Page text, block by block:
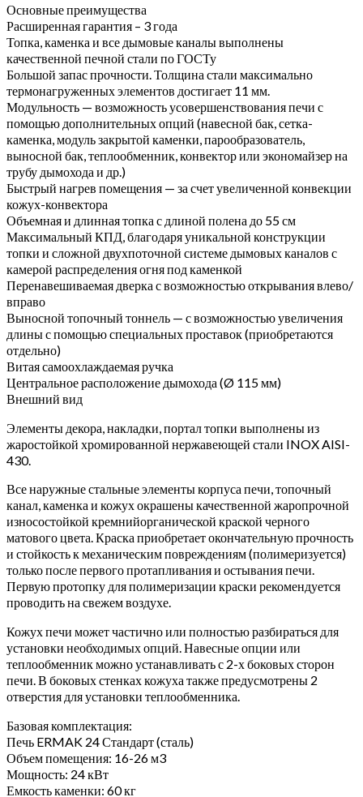
Основные преимущества
Расширенная гарантия – 3 года
Топка, каменка и все дымовые каналы выполнены
качественной печной стали по ГОСТу
Большой запас прочности. Толщина стали максимально
термонагруженных элементов достигает 11 мм.
Модульность — возможность усовершенствования печи с
помощью дополнительных опций (навесной бак, сетка-
каменка, модуль закрытой каменки, парообразователь,
выносной бак, теплообменник, конвектор или экономайзер на
трубу дымохода и др.)
Быстрый нагрев помещения — за счет увеличенной конвекции
кожух-конвектора
Объемная и длинная топка с длиной полена до 55 см
Максимальный КПД, благодаря уникальной конструкции
топки и сложной двухпоточной системе дымовых каналов с
камерой распределения огня под каменкой
Перенавешиваемая дверка с возможностью открывания влево/
вправо
Выносной топочный тоннель — с возможностью увеличения
длины с помощью специальных проставок (приобретаются
отдельно)
Витая самоохлаждаемая ручка
Центральное расположение дымохода (Ø 115 мм)
Внешний вид
Элементы декора, накладки, портал топки выполнены из
жаростойкой хромированной нержавеющей стали INOX AISI-
430.
Все наружные стальные элементы корпуса печи, топочный
канал, каменка и кожух окрашены качественной жаропрочной
износостойкой кремнийорганической краской черного
матового цвета. Краска приобретает окончательную прочность
и стойкость к механическим повреждениям (полимеризуется)
только после первого протапливания и остывания печи.
Первую протопку для полимеризации краски рекомендуется
проводить на свежем воздухе.
Кожух печи может частично или полностью разбираться для
установки необходимых опций. Навесные опции или
теплообменник можно устанавливать с 2-х боковых сторон
печи. В боковых стенках кожуха также предусмотрены 2
отверстия для установки теплообменника.
Базовая комплектация:
Печь ERMAK 24 Стандарт (сталь)
Объем помещения: 16-26 м3
Мощность: 24 кВт
Емкость каменки: 60 кг